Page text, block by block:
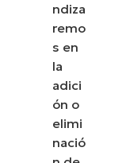
ndiza
remo
s en
la
adici
ón o
elimi
nació